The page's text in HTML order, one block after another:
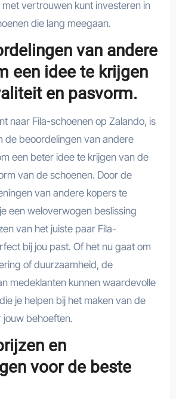
met vertrouwen kunt investeren in
die lang meegaan.
van andere
een idee te krijgen
en pasvorm.
naar Fila-schoenen op Zalando, is
de beoordelingen van andere
een beter idee te krijgen van de
van de schoenen. Door de
van andere kopers te
een weloverwogen beslissing
van het juiste paar Fila-
bij jou past. Of het nu gaat om
of duurzaamheid, de
medeklanten kunnen waardevolle
je helpen bij het maken van de
jouw behoeften.
en
voor de beste